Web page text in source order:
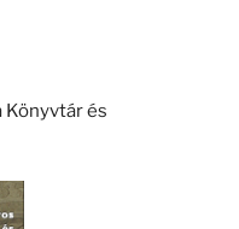
Könyvtár és